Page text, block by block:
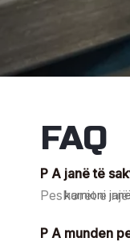
FAQ
P A janë të
Peshoret e një
kamioni
P A munden